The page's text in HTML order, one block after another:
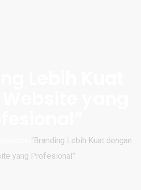
“Branding Lebih Kuat dengan
yang Profesional”